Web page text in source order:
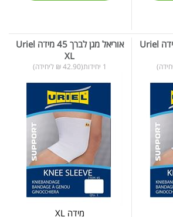
אוריאל מגן לברך 45 מידה Uriel
אוריאל מגן לברך 45 מידה Uriel
XL
1 יחידות(42.90 ₪ ליחידה)
מידה XL